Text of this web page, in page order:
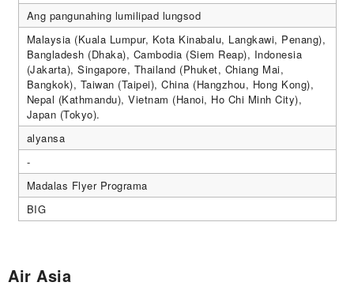
Ang pangunahing lumilipad lungsod
Malaysia (Kuala Lumpur, Kota Kinabalu, Langkawi, Penang),
Bangladesh (Dhaka), Cambodia (Siem Reap), Indonesia
(Jakarta), Singapore, Thailand (Phuket, Chiang Mai,
Bangkok), Taiwan (Taipei), China (Hangzhou, Hong Kong),
Nepal (Kathmandu), Vietnam (Hanoi, Ho Chi Minh City),
Japan (Tokyo).
alyansa
-
Madalas Flyer Programa
BIG
Air Asia